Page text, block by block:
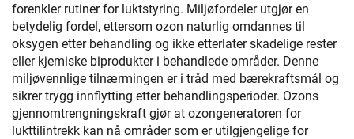
forenkler rutiner for luktstyring. Miljøfordeler utgjør en
betydelig fordel, ettersom ozon naturlig omdannes til
oksygen etter behandling og ikke etterlater skadelige rester
eller kjemiske biprodukter i behandlede områder. Denne
miljøvennlige tilnærmingen er i tråd med bærekraftsmål og
sikrer trygg innflytting etter behandlingsperioder. Ozons
gjennomtrengningskraft gjør at ozongeneratoren for
lukttilintrekk kan nå områder som er utilgjengelige for